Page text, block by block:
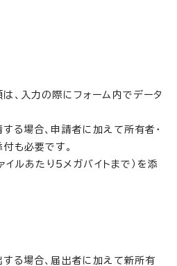
、入力の際にフォーム内でデータ
る場合、申請者に加えて所有者・
も必要です。
イルあたり5メガバイトまで）を添
る場合、届出者に加えて新所有